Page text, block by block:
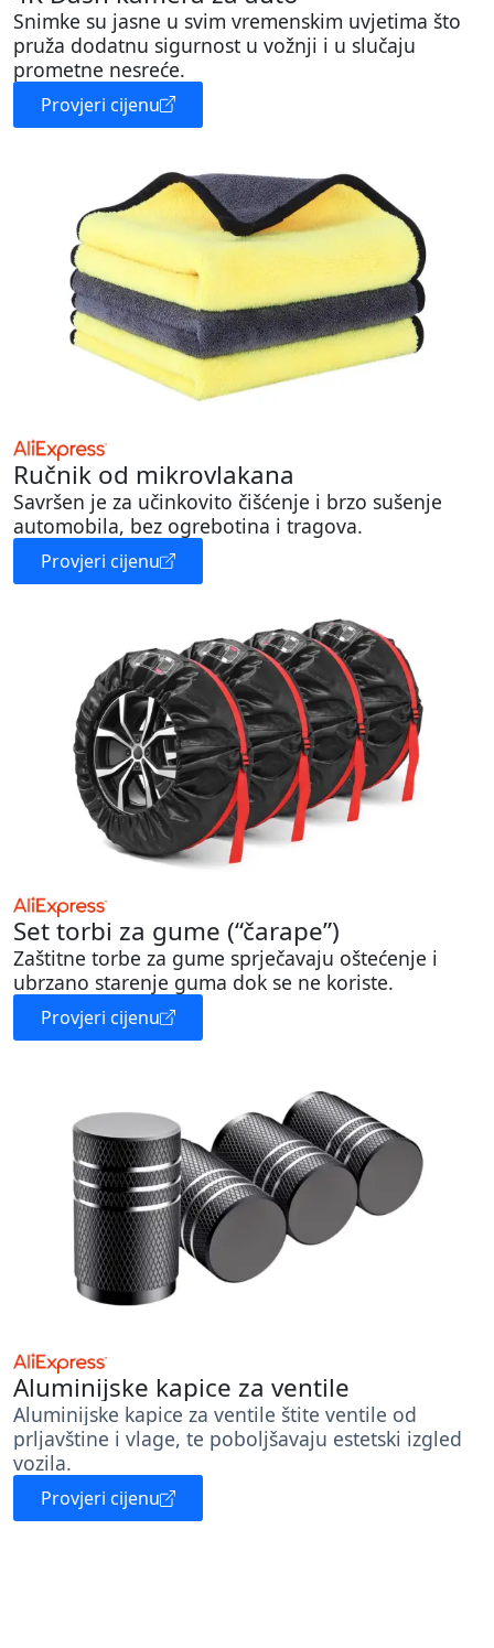
Snimke su jasne u svim vremenskim uvjetima što
pruža dodatnu sigurnost u vožnji i u slučaju
prometne nesreće.
Provjeri cijenu
Ručnik od mikrovlakana
Savršen je za učinkovito čišćenje i brzo sušenje
automobila, bez ogrebotina i tragova.
Provjeri cijenu
Set torbi za gume (“čarape”)
Zaštitne torbe za gume sprječavaju oštećenje i
ubrzano starenje guma dok se ne koriste.
Provjeri cijenu
Aluminijske kapice za ventile
Aluminijske kapice za ventile štite ventile od
prljavštine i vlage, te poboljšavaju estetski izgled
vozila.
Provjeri cijenu